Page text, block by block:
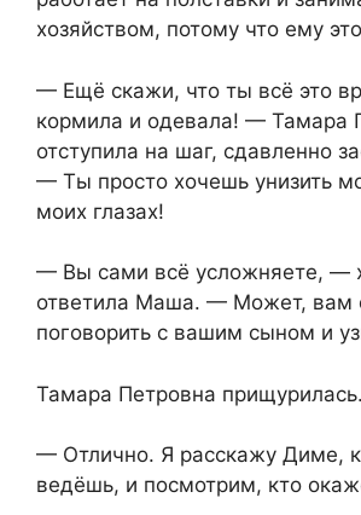
хозяйством, потому что ему
— Ещё скажи, что ты всё это
кормила и одевала! — Тамара
отступила на шаг, сдавленно
— Ты просто хочешь унизить
моих глазах!
— Вы сами всё усложняете, —
ответила Маша. — Может, вам
поговорить с вашим сыном и
Тамара Петровна прищурилась.
— Отлично. Я расскажу Диме,
ведёшь, и посмотрим, кто